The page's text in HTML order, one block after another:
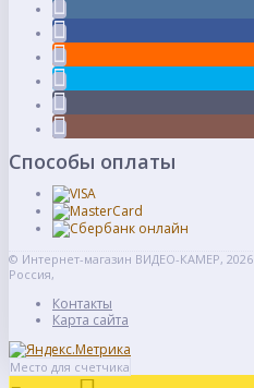
Способы оплаты
© Интернет-магазин ВИДЕО-КАМЕР, 2026
Россия,
Контакты
Карта сайта
Место для счетчика